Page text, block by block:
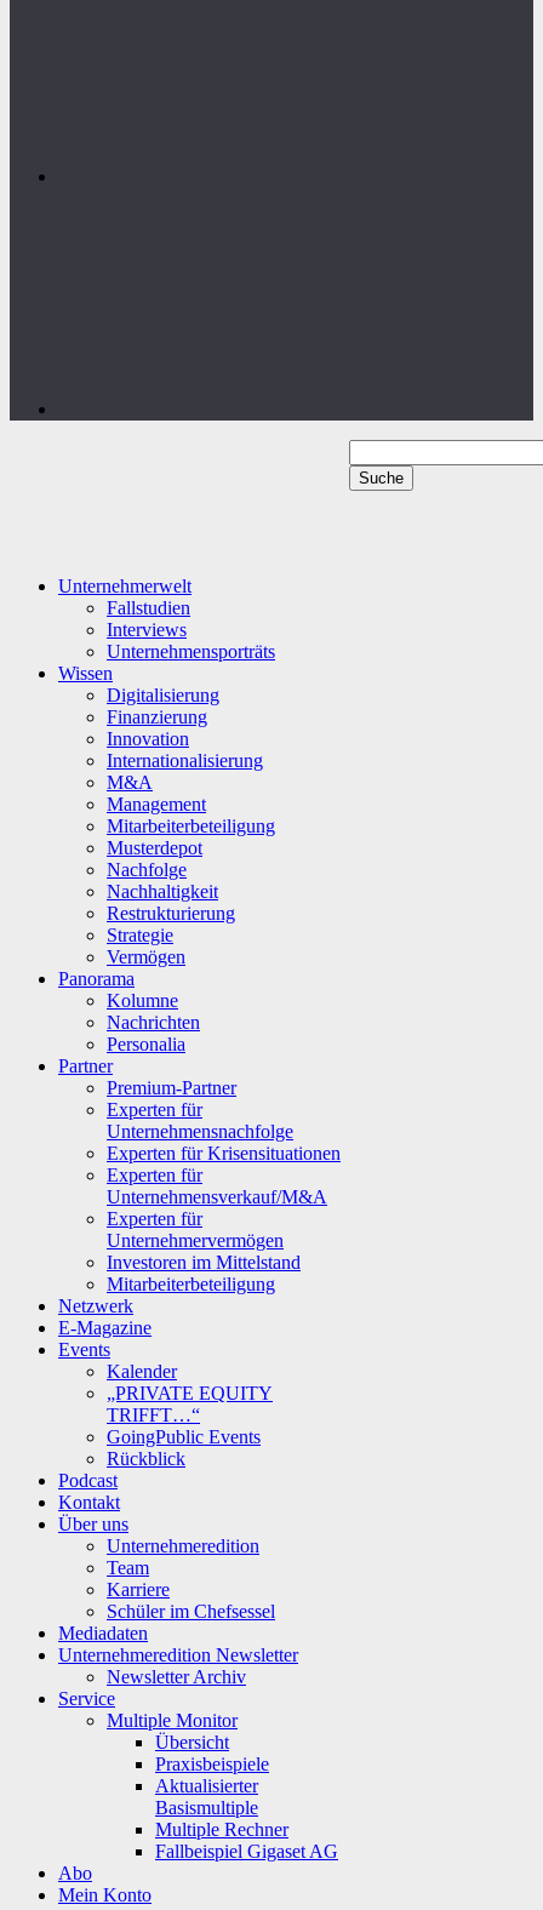
Unternehmerwelt
Fallstudien
Interviews
Unternehmensporträts
Wissen
Digitalisierung
Finanzierung
Innovation
Internationalisierung
M&A
Management
Mitarbeiterbeteiligung
Musterdepot
Nachfolge
Nachhaltigkeit
Restrukturierung
Strategie
Vermögen
Panorama
Kolumne
Nachrichten
Personalia
Partner
Premium-Partner
Experten für
Unternehmensnachfolge
Experten für Krisensituationen
Experten für
Unternehmensverkauf/M&A
Experten für
Unternehmervermögen
Investoren im Mittelstand
Mitarbeiterbeteiligung
Netzwerk
E-Magazine
Events
Kalender
„PRIVATE EQUITY
TRIFFT…“
GoingPublic Events
Rückblick
Podcast
Kontakt
Über uns
Unternehmeredition
Team
Karriere
Schüler im Chefsessel
Mediadaten
Unternehmeredition Newsletter
Newsletter Archiv
Service
Multiple Monitor
Übersicht
Praxisbeispiele
Aktualisierter
Basismultiple
Multiple Rechner
Fallbeispiel Gigaset AG
Abo
Mein Konto